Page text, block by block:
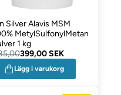
Silver Alavis MSM
MetylSulfonylMetan
1 kg
399,00 SEK
Lägg i varukorg